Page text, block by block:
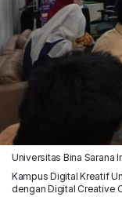
Universitas Bina Sarana
Kampus Digital Kreatif
dengan Digital Creative